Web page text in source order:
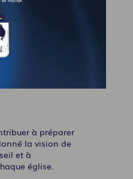
à préparer
la vision de
et à
église.